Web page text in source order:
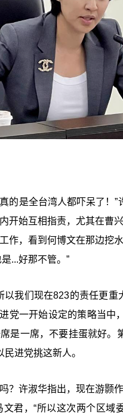
的是全台湾人都吓呆了！
开始互相指责，尤其在曹
作，看到何博文在那边挖
...好那不管。”
我们现在823的责任更重
党一开始设定的策略当中
是一席，不要挂蛋就好。
进党挑这新人。
？许淑华指出，现在游颢
君，“所以这次两个区域